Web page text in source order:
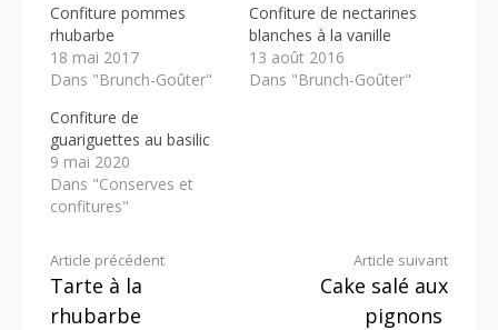
Confiture pommes
rhubarbe
18 mai 2017
Dans "Brunch-Goûter"
Confiture de nectarines
blanches à la vanille
13 août 2016
Dans "Brunch-Goûter"
Confiture de
guariguettes au basilic
9 mai 2020
Dans "Conserves et
confitures"
Lire
la
Article précédent
Tarte à la
rhubarbe
Article suivant
Cake salé aux
pignons